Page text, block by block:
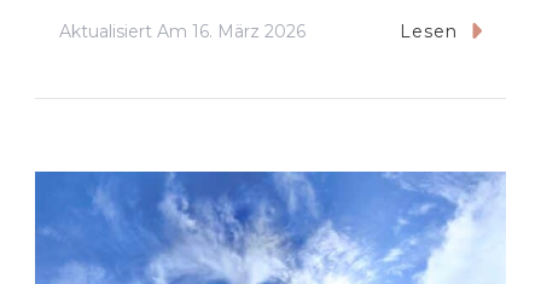
Aktualisiert Am 16. März 2026 Lesen